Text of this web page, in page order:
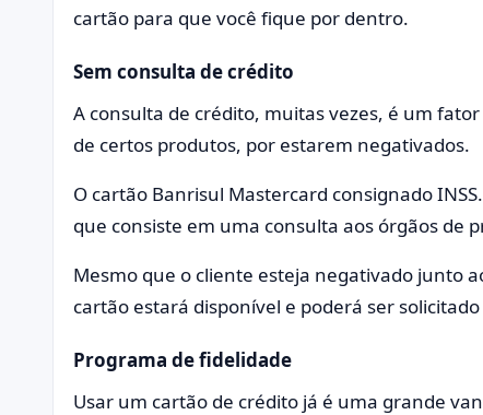
cartão para que você fique por dentro.
Sem consulta de crédito
A consulta de crédito, muitas vezes, é um
de certos produtos, por estarem negativados.
O cartão Banrisul Mastercard consignado
que consiste em uma consulta aos órgãos de
Mesmo que o cliente esteja negativado junto
cartão estará disponível e poderá ser
Programa de fidelidade
Usar um cartão de crédito já é uma grande